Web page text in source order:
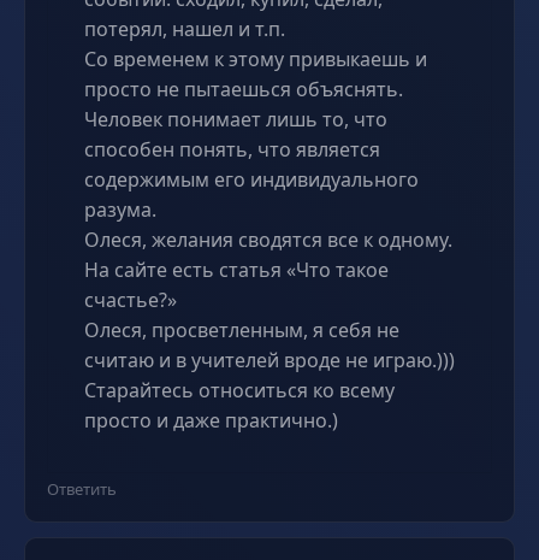
потерял, нашел и т.п.
Со временем к этому привыкаешь и
просто не пытаешься объяснять.
Человек понимает лишь то, что
способен понять, что является
содержимым его индивидуального
разума.
Олеся, желания сводятся все к одному.
На сайте есть статья «Что такое
счастье?»
Олеся, просветленным, я себя не
считаю и в учителей вроде не играю.)))
Старайтесь относиться ко всему
просто и даже практично.)
Ответить